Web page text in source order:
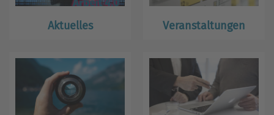
Aktuelles Veranstaltungen